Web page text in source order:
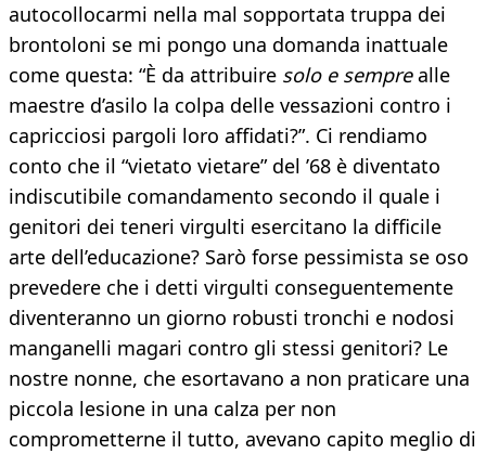
autocollocarmi nella mal sopportata truppa dei
brontoloni se mi pongo una domanda inattuale
come questa: “È da attribuire solo e semprealle
maestre d’asilo la colpa delle vessazioni contro i
capricciosi pargoli loro affidati?”. Ci rendiamo
conto che il “vietato vietare” del ’68 è diventato
indiscutibile comandamento secondo il quale i
genitori dei teneri virgulti esercitano la difficile
arte dell’educazione? Sarò forse pessimista se oso
prevedere che i detti virgulti conseguentemente
diventeranno un giorno robusti tronchi e nodosi
manganelli magari contro gli stessi genitori? Le
nostre nonne, che esortavano a non praticare una
piccola lesione in una calza per non
comprometterne il tutto, avevano capito meglio di